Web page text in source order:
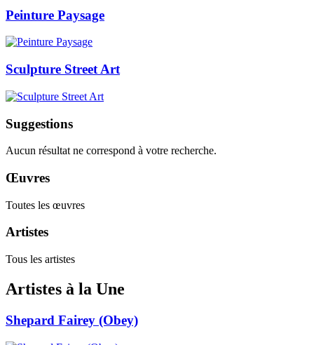
Peinture Paysage
Sculpture Street Art
Suggestions
Aucun résultat ne correspond à votre recherche.
Œuvres
Toutes les œuvres
Artistes
Tous les artistes
Artistes à la Une
Shepard Fairey (Obey)